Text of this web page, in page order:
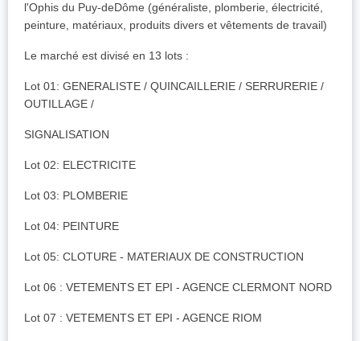
l'Ophis du Puy-deDôme (généraliste, plomberie, électricité,
peinture, matériaux, produits divers et vêtements de travail)
Le marché est divisé en 13 lots :
Lot 01: GENERALISTE / QUINCAILLERIE / SERRURERIE /
OUTILLAGE /
SIGNALISATION
Lot 02: ELECTRICITE
Lot 03: PLOMBERIE
Lot 04: PEINTURE
Lot 05: CLOTURE - MATERIAUX DE CONSTRUCTION
Lot 06 : VETEMENTS ET EPI - AGENCE CLERMONT NORD
Lot 07 : VETEMENTS ET EPI - AGENCE RIOM